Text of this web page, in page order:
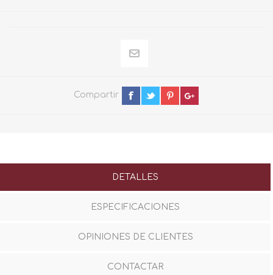
Compartir
DETALLES
ESPECIFICACIONES
OPINIONES DE CLIENTES
CONTACTAR